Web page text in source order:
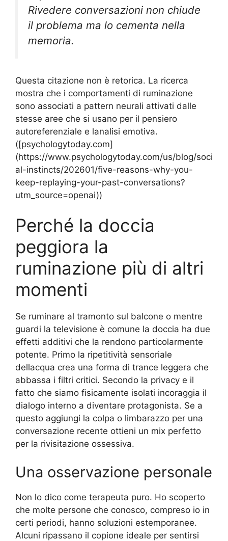
Rivedere conversazioni non chiude
il problema ma lo cementa nella
memoria.
Questa citazione non è retorica. La ricerca
mostra che i comportamenti di ruminazione
sono associati a pattern neurali attivati dalle
stesse aree che si usano per il pensiero
autoreferenziale e lanalisi emotiva.
([psychologytoday.com]
(https://www.psychologytoday.com/us/blog/soci
al-instincts/202601/five-reasons-why-you-
keep-replaying-your-past-conversations?
utm_source=openai))
Perché la doccia
peggiora la
ruminazione più di altri
momenti
Se ruminare al tramonto sul balcone o mentre
guardi la televisione è comune la doccia ha due
effetti additivi che la rendono particolarmente
potente. Primo la ripetitività sensoriale
dellacqua crea una forma di trance leggera che
abbassa i filtri critici. Secondo la privacy e il
fatto che siamo fisicamente isolati incoraggia il
dialogo interno a diventare protagonista. Se a
questo aggiungi la colpa o limbarazzo per una
conversazione recente ottieni un mix perfetto
per la rivisitazione ossessiva.
Una osservazione personale
Non lo dico come terapeuta puro. Ho scoperto
che molte persone che conosco, compreso io in
certi periodi, hanno soluzioni estemporanee.
Alcuni ripassano il copione ideale per sentirsi